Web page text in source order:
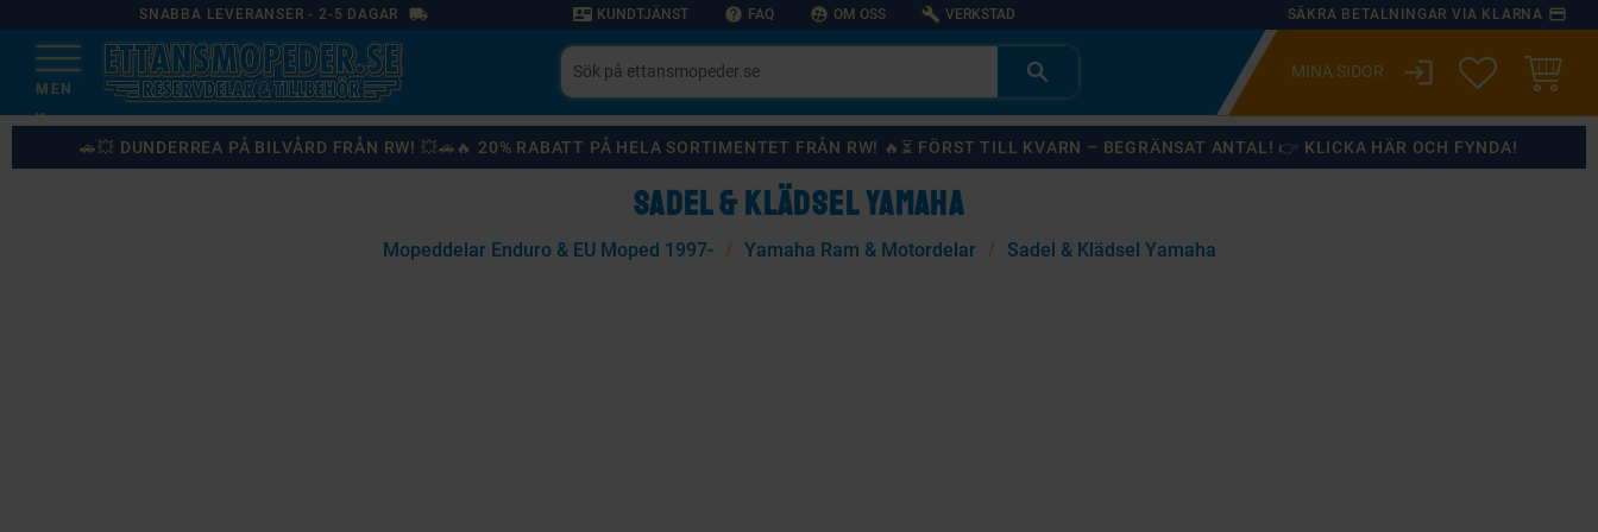
SNABBA LEVERANSER - 2-5 DAGAR local_shipping contact_mail KUNDTJÄNST help FAQ supervised_user_circle OM OSS build VERKSTAD SÄKRA BETALNINGAR VIA KLARNA payment
login ÖNSKELISTA
🚗💥 DUNDERREA PÅ BILVÅRD FRÅN RW! 💥🚗🔥 20% RABATT PÅ HELA SORTIMENTET FRÅN RW! 🔥⏳ FÖRST TILL KVARN – BEGRÄNSAT ANTAL! 👉 KLICKA HÄR OCH FYNDA!
SADEL & KLÄDSEL YAMAHA
Mopeddelar Enduro & EU Moped 1997- Yamaha Ram & Motordelar Sadel & Klädsel Yamaha